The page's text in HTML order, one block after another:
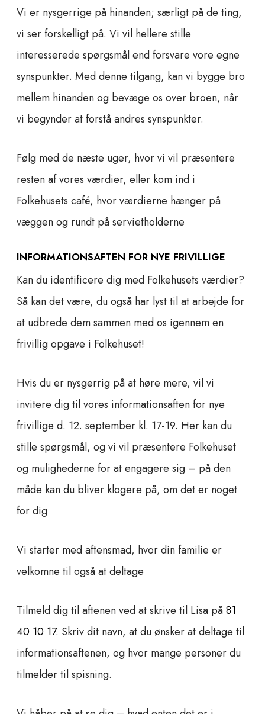
Vi er nysgerrige på hinanden; særligt på de ting,
vi ser forskelligt på. Vi vil hellere stille
interesserede spørgsmål end forsvare vore egne
synspunkter. Med denne tilgang, kan vi bygge bro
mellem hinanden og bevæge os over broen, når
vi begynder at forstå andres synspunkter.
Følg med de næste uger, hvor vi vil præsentere
resten af vores værdier, eller kom ind i
Folkehusets café, hvor værdierne hænger på
væggen og rundt på servietholderne
INFORMATIONSAFTEN FOR NYE FRIVILLIGE
Kan du identificere dig med Folkehusets værdier?
Så kan det være, du også har lyst til at arbejde for
at udbrede dem sammen med os igennem en
frivillig opgave i Folkehuset!
Hvis du er nysgerrig på at høre mere, vil vi
invitere dig til vores informationsaften for nye
frivillige d. 12. september kl. 17-19. Her kan du
stille spørgsmål, og vi vil præsentere Folkehuset
og mulighederne for at engagere sig – på den
måde kan du bliver klogere på, om det er noget
for dig
Vi starter med aftensmad, hvor din familie er
velkomne til også at deltage
Tilmeld dig til aftenen ved at skrive til Lisa på81
40 10 17. Skriv dit navn, at du ønsker at deltage til
informationsaftenen, og hvor mange personer du
tilmelder til spisning.